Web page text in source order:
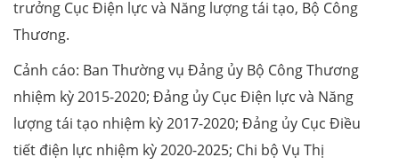
trưởng Cục Điện lực và Năng lượng tái tạo, Bộ Công
Thương.
Cảnh cáo: Ban Thường vụ Đảng ủy Bộ Công Thương
nhiệm kỳ 2015-2020; Đảng ủy Cục Điện lực và Năng
lượng tái tạo nhiệm kỳ 2017-2020; Đảng ủy Cục Điều
tiết điện lực nhiệm kỳ 2020-2025; Chi bộ Vụ Thị